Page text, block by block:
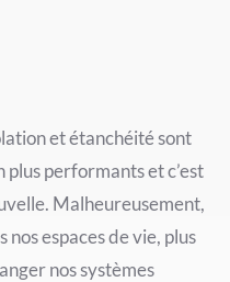
et étanchéité sont
plus performants et c’est
Malheureusement,
nos espaces de vie, plus
nos systèmes